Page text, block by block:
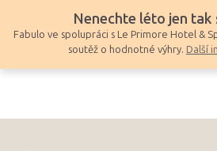
obsah
Nenechte léto jen tak
Fabulo ve spolupráci s Le Primore Hotel &
soutěž o hodnotné výhry. Další